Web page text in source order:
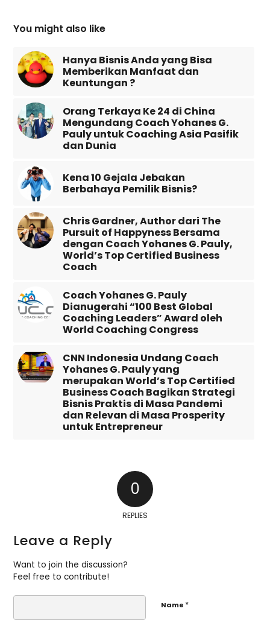
You might also like
Hanya Bisnis Anda yang Bisa
Memberikan Manfaat dan
Keuntungan ?
Orang Terkaya Ke 24 di China
Mengundang Coach Yohanes G.
Pauly untuk Coaching Asia Pasifik
dan Dunia
Kena 10 Gejala Jebakan
Berbahaya Pemilik Bisnis?
Chris Gardner, Author dari The
Pursuit of Happyness Bersama
dengan Coach Yohanes G. Pauly,
World’s Top Certified Business
Coach
Coach Yohanes G. Pauly
Dianugerahi “100 Best Global
Coaching Leaders” Award oleh
World Coaching Congress
CNN Indonesia Undang Coach
Yohanes G. Pauly yang
merupakan World’s Top Certified
Business Coach Bagikan Strategi
Bisnis Praktis di Masa Pandemi
dan Relevan di Masa Prosperity
untuk Entrepreneur
0
REPLIES
Leave a Reply
Want to join the discussion?
Feel free to contribute!
Name *